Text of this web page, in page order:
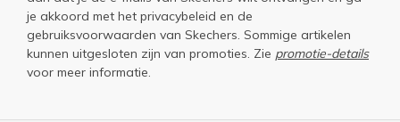
je akkoord met het privacybeleid en de
gebruiksvoorwaarden van Skechers. Sommige artikelen
kunnen uitgesloten zijn van promoties. Zie promotie-details
voor meer informatie.